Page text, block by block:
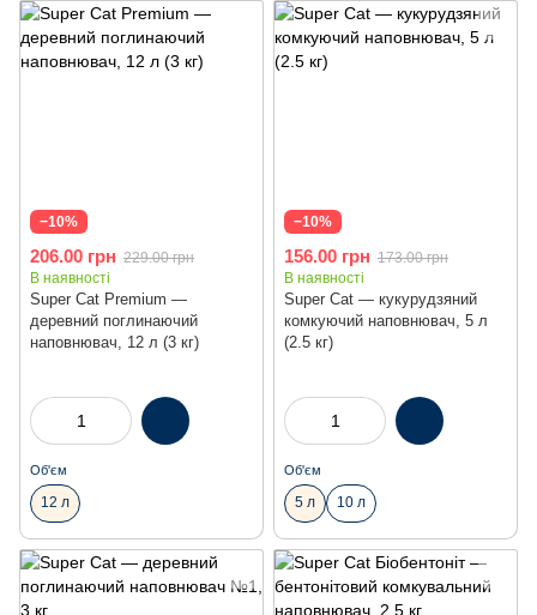
−10%
Super Cat Premium —
деревний поглинаючий
наповнювач, 12 л (3 кг)
206.00 грн 229.00 грн
В наявності
Об'єм
12 л
−10%
Super Cat — кукурудзяний
комкуючий наповнювач, 5 л
(2.5 кг)
156.00 грн 173.00 грн
В наявності
Об'єм
5 л 10 л